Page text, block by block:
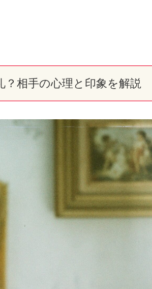
相手の心理と印象を解説